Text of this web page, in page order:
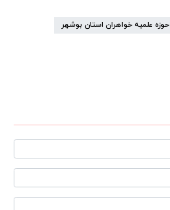
حوزه علمیه خواهران استان بوشهر